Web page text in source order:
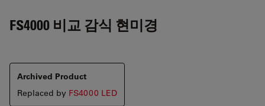
FS4000 비교 감식 현미경
Archived Product
Replaced by FS4000 LED